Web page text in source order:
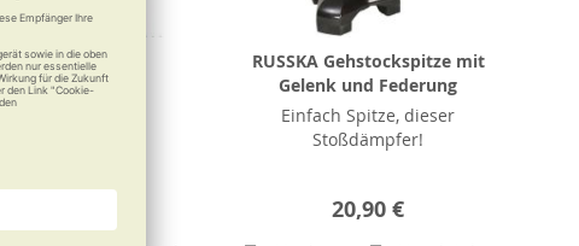
RUSSKA Eiskralle
Eisfest
RUSSKA Gehstockspitze mit
Gelenk und Federung
Einfach Spitze, dieser
Stoßdämpfer!
20,90 €